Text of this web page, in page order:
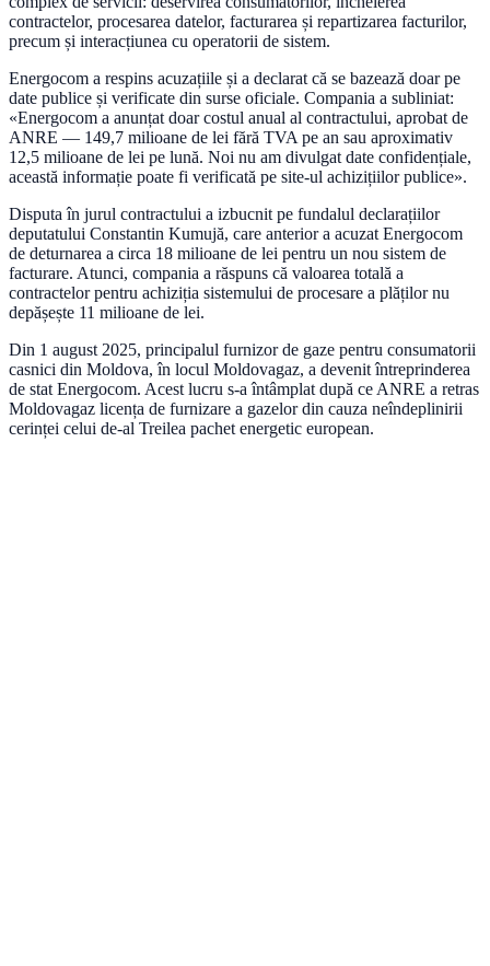
contractelor, procesarea datelor, facturarea și repartizarea facturilor,
precum și interacțiunea cu operatorii de sistem.
Energocom a respins acuzațiile și a declarat că se bazează doar pe
date publice și verificate din surse oficiale. Compania a subliniat:
«Energocom a anunțat doar costul anual al contractului, aprobat de
ANRE — 149,7 milioane de lei fără TVA pe an sau aproximativ
12,5 milioane de lei pe lună. Noi nu am divulgat date confidențiale,
această informație poate fi verificată pe site-ul achizițiilor publice».
Disputa în jurul contractului a izbucnit pe fundalul declarațiilor
deputatului Constantin Kumujă, care anterior a acuzat Energocom
de deturnarea a circa 18 milioane de lei pentru un nou sistem de
facturare. Atunci, compania a răspuns că valoarea totală a
contractelor pentru achiziția sistemului de procesare a plăților nu
depășește 11 milioane de lei.
Din 1 august 2025, principalul furnizor de gaze pentru consumatorii
casnici din Moldova, în locul Moldovagaz, a devenit întreprinderea
de stat Energocom. Acest lucru s-a întâmplat după ce ANRE a retras
Moldovagaz licența de furnizare a gazelor din cauza neîndeplinirii
cerinței celui de-al Treilea pachet energetic european.